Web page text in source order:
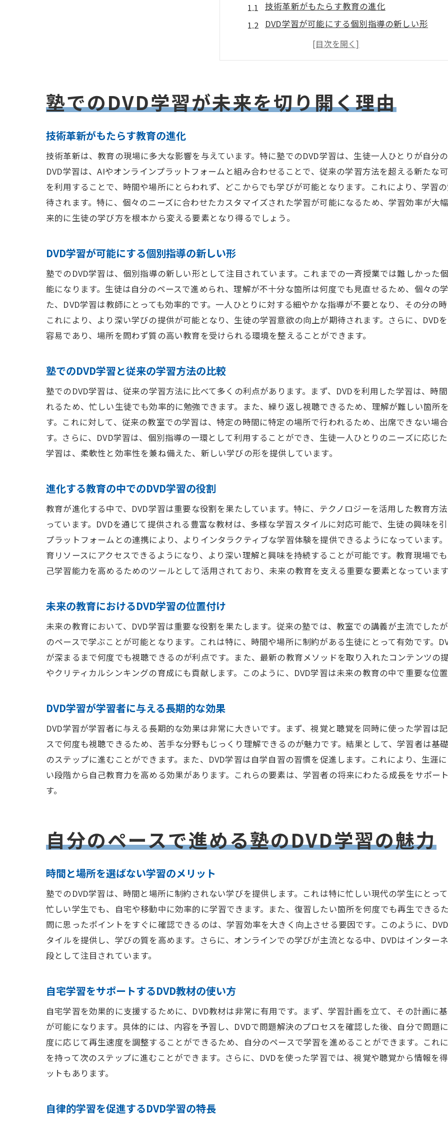
技術革新がもたらす教育の進化
DVD学習が可能にする個別指導の新しい形
塾でのDVD学習と従来の学習方法の比較
進化する教育の中でのDVD学習の役割
DVD学習が学習者に与える長期的な効果
自分のペースで進める塾のDVD学習の魅力
自律的学習を促進するDVD学習の特長
進捗に合わせた学習計画の立て方
理解度に応じた再生速度の調整法
自分のペースで学ぶことの重要性
映像教材が持つ教育的効果
視覚と聴覚を活用した学びの利点
インタラクティブな学習体験の提供
個々の学習スタイルに合わせた柔軟性
新しい学びのスタイルが持つ可能性
次世代教育におけるDVDの役割
DVD学習が教育に与える影響と展望
未来の教育におけるDVD学習の可能性
教育環境の変化とDVD学習の適応
学習効果を高める視聴テクニック
DVD学習と他の学習方法の組み合わせ
学習後の復習と定着を助ける方法
効果的な学習環境の整え方
時間管理の自由度が生む効果
個別ニーズに応える学習のカスタマイズ
学びを広げるDVD学習の多様性
塾のDVD学習で効率的な勉強法を手に入れる方法
効率的な学習プランの立て方
DVD教材を最大限に活用するテクニック
目標に向けた効果的な学習戦略
効率的な学びを実現するための心構え
塾のDVD学習が教育に変革をもたらす瞬間
学びの質を高めるための革新
従来の教育とDVD学習の融合
教育の未来を切り開く新たな取り組み
塾でのDVD学習が未来を切り開く理由
技術革新がもたらす教育の進化
技術革新は、教育の現場に多大な影響を与えています。特に塾でのDVD学習は、生徒一人ひとりが自分
DVD学習は、AIやオンラインプラットフォームと組み合わせることで、従来の学習方法を超える新たな
を利用することで、時間や場所にとらわれず、どこからでも学びが可能となります。これにより、学習
待されます。特に、個々のニーズに合わせたカスタマイズされた学習が可能になるため、学習効率が大
来的に生徒の学び方を根本から変える要素となり得るでしょう。
DVD学習が可能にする個別指導の新しい形
塾でのDVD学習は、個別指導の新しい形として注目されています。これまでの一斉授業では難しかった
能になります。生徒は自分のペースで進められ、理解が不十分な箇所は何度でも見直せるため、個々の
た、DVD学習は教師にとっても効率的です。一人ひとりに対する細やかな指導が不要となり、その分の
これにより、より深い学びの提供が可能となり、生徒の学習意欲の向上が期待されます。さらに、DVD
容易であり、場所を問わず質の高い教育を受けられる環境を整えることができます。
塾でのDVD学習と従来の学習方法の比較
塾でのDVD学習は、従来の学習方法に比べて多くの利点があります。まず、DVDを利用した学習は、時
れるため、忙しい生徒でも効率的に勉強できます。また、繰り返し視聴できるため、理解が難しい箇所
す。これに対して、従来の教室での学習は、特定の時間に特定の場所で行われるため、出席できない場
す。さらに、DVD学習は、個別指導の一環として利用することができ、生徒一人ひとりのニーズに応じ
学習は、柔軟性と効率性を兼ね備えた、新しい学びの形を提供しています。
進化する教育の中でのDVD学習の役割
教育が進化する中で、DVD学習は重要な役割を果たしています。特に、テクノロジーを活用した教育方
っています。DVDを通じて提供される豊富な教材は、多様な学習スタイルに対応可能で、生徒の興味を
プラットフォームとの連携により、よりインタラクティブな学習体験を提供できるようになっています
育リソースにアクセスできるようになり、より深い理解と興味を持続することが可能です。教育現場で
己学習能力を高めるためのツールとして活用されており、未来の教育を支える重要な要素となっていま
未来の教育におけるDVD学習の位置付け
未来の教育において、DVD学習は重要な役割を果たします。従来の塾では、教室での講義が主流でした
のペースで学ぶことが可能となります。これは特に、時間や場所に制約がある生徒にとって有効です。
が深まるまで何度でも視聴できるのが利点です。また、最新の教育メソッドを取り入れたコンテンツの
やクリティカルシンキングの育成にも貢献します。このように、DVD学習は未来の教育の中で重要な位
DVD学習が学習者に与える長期的な効果
DVD学習が学習者に与える長期的な効果は非常に大きいです。まず、視覚と聴覚を同時に使った学習は
スで何度も視聴できるため、苦手な分野もじっくり理解できるのが魅力です。結果として、学習者は基
のステップに進むことができます。また、DVD学習は自学自習の習慣を促進します。これにより、生涯
い段階から自己教育力を高める効果があります。これらの要素は、学習者の将来にわたる成長をサポー
す。
自分のペースで進める塾のDVD学習の魅力
時間と場所を選ばない学習のメリット
塾でのDVD学習は、時間と場所に制約されない学びを提供します。これは特に忙しい現代の学生にとっ
忙しい学生でも、自宅や移動中に効率的に学習できます。また、復習したい箇所を何度でも再生できる
問に思ったポイントをすぐに確認できるのは、学習効率を大きく向上させる要因です。このように、
タイルを提供し、学びの質を高めます。さらに、オンラインでの学びが主流となる中、DVDはインター
段として注目されています。
自宅学習をサポートするDVD教材の使い方
自宅学習を効果的に支援するために、DVD教材は非常に有用です。まず、学習計画を立て、その計画に
が可能になります。具体的には、内容を予習し、DVDで問題解決のプロセスを確認した後、自分で問題
度に応じて再生速度を調整することができるため、自分のペースで学習を進めることができます。これ
を持って次のステップに進むことができます。さらに、DVDを使った学習では、視覚や聴覚から情報を
ットもあります。
自律的学習を促進するDVD学習の特長